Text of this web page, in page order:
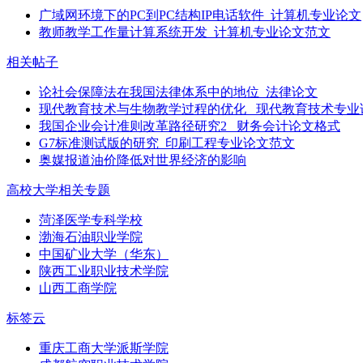
广域网环境下的PC到PC结构IP电话软件_计算机专业论文
教师教学工作量计算系统开发_计算机专业论文范文
相关帖子
论社会保障法在我国法律体系中的地位_法律论文
现代教育技术与生物教学过程的优化 _现代教育技术专业
我国企业会计准则改革路径研究2 _财务会计论文格式
G7标准测试版的研究_印刷工程专业论文范文
奥媒报道油价降低对世界经济的影响
高校大学相关专题
菏泽医学专科学校
渤海石油职业学院
中国矿业大学（华东）
陕西工业职业技术学院
山西工商学院
标签云
重庆工商大学派斯学院